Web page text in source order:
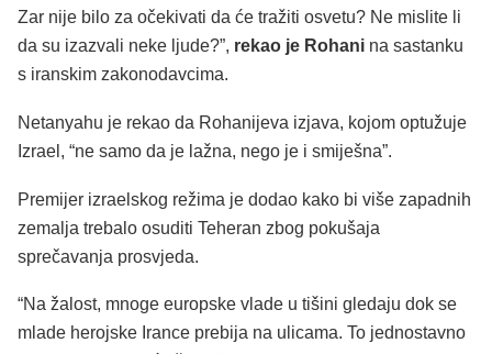
Zar nije bilo za očekivati da će tražiti osvetu? Ne mislite li
da su izazvali neke ljude?”, rekao je Rohani na sastanku
s iranskim zakonodavcima.
Netanyahu je rekao da Rohanijeva izjava, kojom optužuje
Izrael, “ne samo da je lažna, nego je i smiješna”.
Premijer izraelskog režima je dodao kako bi više zapadnih
zemalja trebalo osuditi Teheran zbog pokušaja
sprečavanja prosvjeda.
“Na žalost, mnoge europske vlade u tišini gledaju dok se
mlade herojske Irance prebija na ulicama. To jednostavno